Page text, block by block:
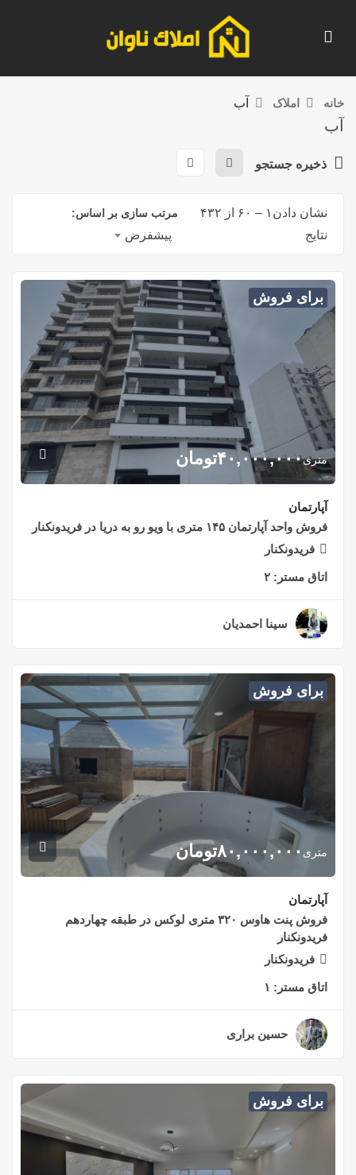
خانه املاک آب
آب
ذخیره جستجو
نشان دادن ۱ – ۶۰
از ۴۳۲
نتایج
مرتب سازی بر اساس:
پیشفرض
برای فروش
متری۴۰,۰۰۰,۰۰۰تومان
آپارتمان
فروش واحد آپارتمان ۱۴۵ متری با ویو رو به دریا در فریدونکنار
فریدونکنار
اتاق مستر: ۲
سینا احمدیان
برای فروش
متری ۸۰,۰۰۰,۰۰۰تومان
آپارتمان
فروش پنت هاوس ۳۲۰ متری لوکس در طبقه چهاردهم
فریدونکنار
فریدونکنار
اتاق مستر: ۱
حسین براری
برای فروش